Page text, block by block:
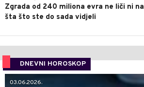
Zgrada od 240 miliona evra ne liči ni na
šta što ste do sada vidjeli
DNEVNI HOROSKOP
03.06.2026.